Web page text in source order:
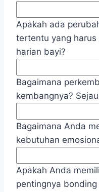
Apakah ada
tertentu yang
harian bayi?
Bagaimana
kembangnya?
Bagaimana Anda
kebutuhan
Apakah Anda
pentingnya